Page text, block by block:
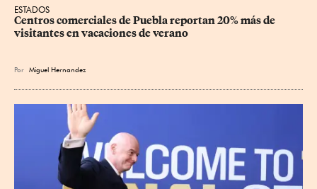
ESTADOS
Centros comerciales de Puebla reportan 20% más de
visitantes en vacaciones de verano
Por Miguel Hernandez